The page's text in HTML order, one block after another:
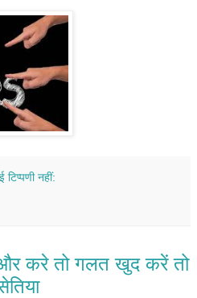
टिप्पणी नहीं:
करे तो गलत खुद करें तो